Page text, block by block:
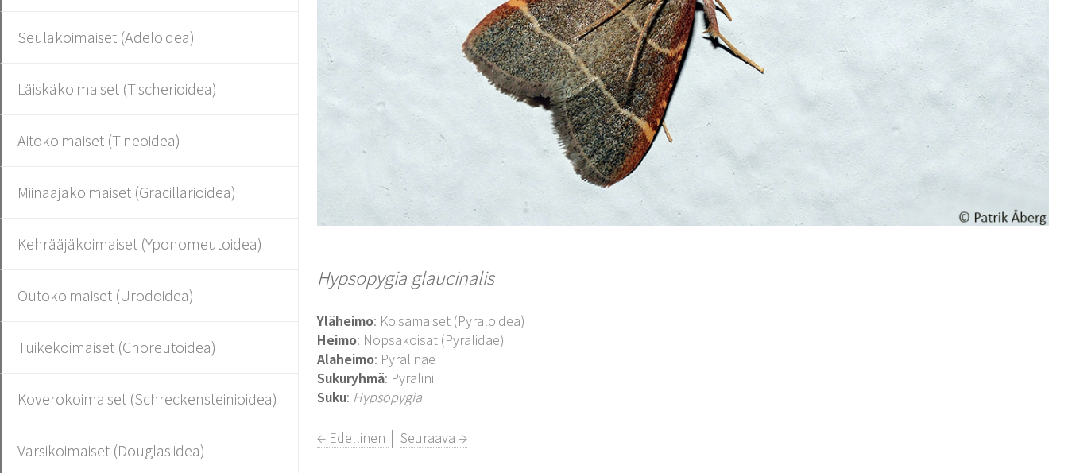
Seulakoimaiset (Adeloidea)
Läiskäkoimaiset (Tischerioidea)
Aitokoimaiset (Tineoidea)
Miinaajakoimaiset (Gracillarioidea)
Kehrääjäkoimaiset (Yponomeutoidea)
Outokoimaiset (Urodoidea)
Tuikekoimaiset (Choreutoidea)
Koverokoimaiset (Schreckensteinioidea)
Varsikoimaiset (Douglasiidea)
Hypsopygia glaucinalis
Yläheimo: Koisamaiset (Pyraloidea)
Heimo: Nopsakoisat (Pyralidae)
Alaheimo: Pyralinae
Sukuryhmä: Pyralini
Suku: Hypsopygia
← Edellinen │Seuraava →